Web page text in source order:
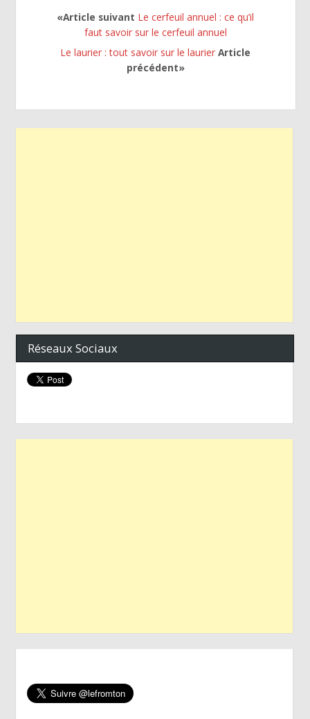
«Article suivant Le cerfeuil annuel : ce qu’il
faut savoir sur le cerfeuil annuel
Le laurier : tout savoir sur le laurier Article
précédent»
Réseaux Sociaux